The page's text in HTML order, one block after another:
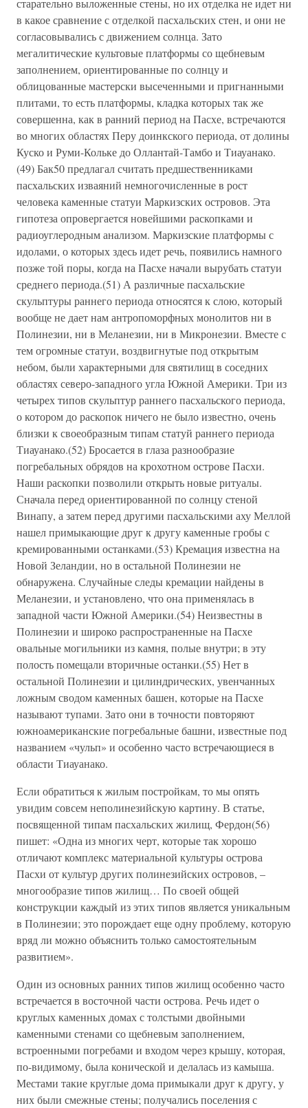
старательно выложенные стены, но их отделка не идет ни
в какое сравнение с отделкой пасхальских стен, и они не
согласовывались с движением солнца. Зато
мегалитические культовые платформы со щебневым
заполнением, ориентированные по солнцу и
облицованные мастерски высеченными и пригнанными
плитами, то есть платформы, кладка которых так же
совершенна, как в ранний период на Пасхе, встречаются
во многих областях Перу доинкского периода, от долины
Куско и Руми-Кольке до Оллантай-Тамбо и Тиауанако.
(49) Бак50 предлагал считать предшественниками
пасхальских изваяний немногочисленные в рост
человека каменные статуи Маркизских островов. Эта
гипотеза опровергается новейшими раскопками и
радиоуглеродным анализом. Маркизские платформы с
идолами, о которых здесь идет речь, появились намного
позже той поры, когда на Пасхе начали вырубать статуи
среднего периода.(51) А различные пасхальские
скульптуры раннего периода относятся к слою, который
вообще не дает нам антропоморфных монолитов ни в
Полинезии, ни в Меланезии, ни в Микронезии. Вместе с
тем огромные статуи, воздвигнутые под открытым
небом, были характерными для святилищ в соседних
областях северо-западного угла Южной Америки. Три из
четырех типов скульптур раннего пасхальского периода,
о котором до раскопок ничего не было известно, очень
близки к своеобразным типам статуй раннего периода
Тиауанако.(52) Бросается в глаза разнообразие
погребальных обрядов на крохотном острове Пасхи.
Наши раскопки позволили открыть новые ритуалы.
Сначала перед ориентированной по солнцу стеной
Винапу, а затем перед другими пасхальскими аху Меллой
нашел примыкающие друг к другу каменные гробы с
кремированными останками.(53) Кремация известна на
Новой Зеландии, но в остальной Полинезии не
обнаружена. Случайные следы кремации найдены в
Меланезии, и установлено, что она применялась в
западной части Южной Америки.(54) Неизвестны в
Полинезии и широко распространенные на Пасхе
овальные могильники из камня, полые внутри; в эту
полость помещали вторичные останки.(55) Нет в
остальной Полинезии и цилиндрических, увенчанных
ложным сводом каменных башен, которые на Пасхе
называют тупами. Зато они в точности повторяют
южноамериканские погребальные башни, известные под
названием «чульп» и особенно часто встречающиеся в
области Тиауанако.
Если обратиться к жилым постройкам, то мы опять
увидим совсем неполинезийскую картину. В статье,
посвященной типам пасхальских жилищ, Фердон(56)
пишет: «Одна из многих черт, которые так хорошо
отличают комплекс материальной культуры острова
Пасхи от культур других полинезийских островов, –
многообразие типов жилищ… По своей общей
конструкции каждый из этих типов является уникальным
в Полинезии; это порождает еще одну проблему, которую
вряд ли можно объяснить только самостоятельным
развитием».
Один из основных ранних типов жилищ особенно часто
встречается в восточной части острова. Речь идет о
круглых каменных домах с толстыми двойными
каменными стенами со щебневым заполнением,
встроенными погребами и входом через крышу, которая,
по-видимому, была конической и делалась из камыша.
Местами такие круглые дома примыкали друг к другу, у
них были смежные стены; получались поселения с